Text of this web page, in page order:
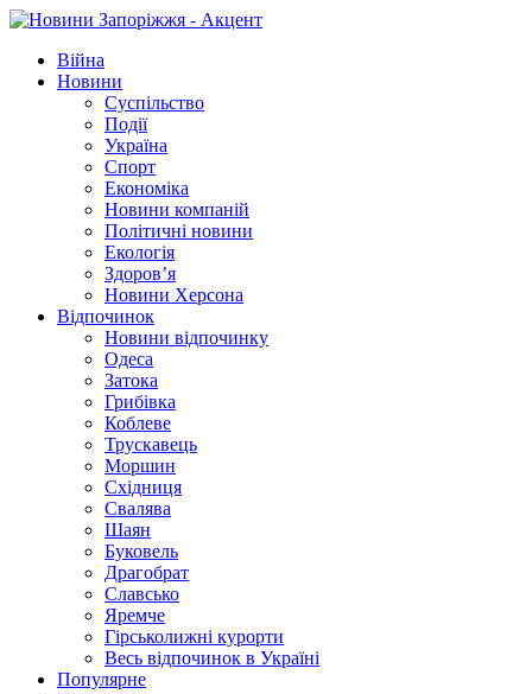
Війна
Новини
Суспільство
Події
Україна
Спорт
Економіка
Новини компаній
Політичні новини
Екологія
Здоров’я
Новини Херсона
Відпочинок
Новини відпочинку
Одеса
Затока
Грибівка
Коблеве
Трускавець
Моршин
Східниця
Свалява
Шаян
Буковель
Драгобрат
Славсько
Яремче
Гірськолижні курорти
Весь відпочинок в Україні
Популярне